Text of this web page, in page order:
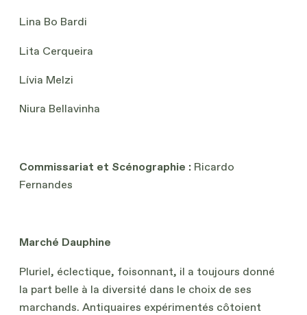
Lina Bo Bardi
Lita Cerqueira
Lívia Melzi
Niura Bellavinha
Commissariat et Scénographie : Ricardo
Fernandes
Marché Dauphine
Pluriel, éclectique, foisonnant, il a toujours donné
la part belle à la diversité dans le choix de ses
marchands. Antiquaires expérimentés côtoient